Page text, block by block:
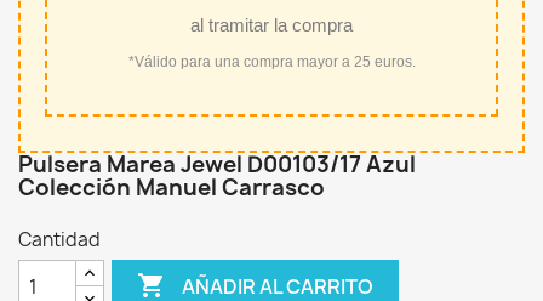
al tramitar la compra
*Válido para una compra mayor a 25 euros.
Pulsera Marea Jewel D00103/17 Azul
Colección Manuel Carrasco
Cantidad
 AÑADIR AL CARRITO